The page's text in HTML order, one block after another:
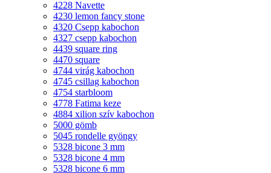
4228 Navette
4230 lemon fancy stone
4320 Csepp kabochon
4327 csepp kabochon
4439 square ring
4470 square
4744 virág kabochon
4745 csillag kabochon
4754 starbloom
4778 Fatima keze
4884 xilion szív kabochon
5000 gömb
5045 rondelle gyöngy
5328 bicone 3 mm
5328 bicone 4 mm
5328 bicone 6 mm